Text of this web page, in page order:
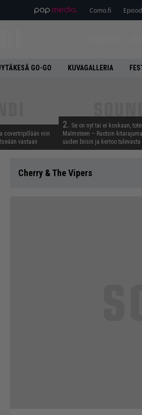
Como.fi
GO-GO KUVAGALLERIA
covertripillään niin
vastaan
2. Se on nyt tai ei koskaan,
Malmsteen – Ruotsin
uuden biisin ja kertoo tulevasta
Cherry & The Vipers